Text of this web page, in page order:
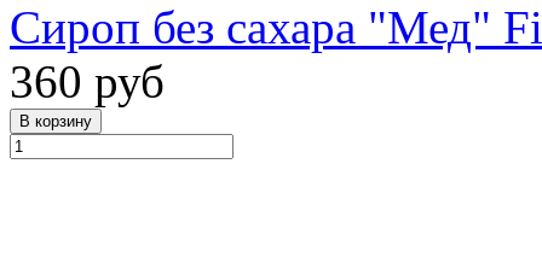
Сироп без сахара "Мед"
360 руб